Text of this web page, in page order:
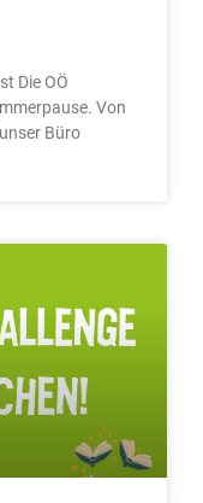
Die OÖ
Von
Büro